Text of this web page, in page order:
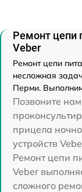
Ремонт цепи
Veber
Ремонт цепи
несложная
Перми.
Позвоните
прицела
устройств
Ремонт цепи
Veber
сложного